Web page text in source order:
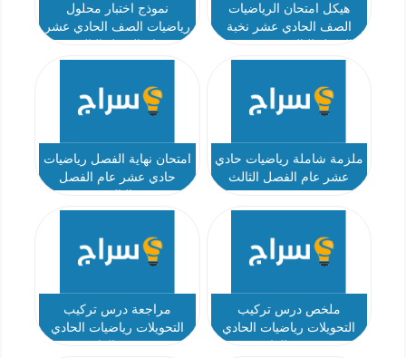
هيكل امتحان الرياضيات
الصف الحادي عشر نخبة
نموذج اختبار محلول
رياضيات الصف الحادي عشر
ملزمة شاملة رياضيات حادي
عشر عام الفصل الثالث
امتحان نهاية الفصل رياضيات
حادي عشر عام الفصل
ملخص درس تركيب
التحويلات رياضيات الحادي
مراجعة درس تركيب
التحويلات رياضيات الحادي